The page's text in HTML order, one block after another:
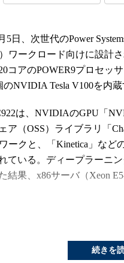
日、次世代のPower
ワークロード向けに設計
コアのPOWER9プロセッ
NVIDIA Tesla V100を内蔵
は、NVIDIAのGPU「
ア（OSS）ライブラリ「
ークと、「Kinetica」など
ている。ディープラーニ
結果、x86サーバ（Xeon
続きを